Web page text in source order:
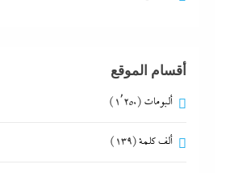
أقسام الموقع
ألبومات (1٬250)
ألف كلمة(139)